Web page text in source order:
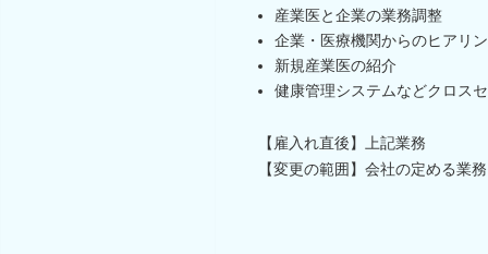
産業医と企業の業務調整
企業・医療機関からのヒアリ
新規産業医の紹介
健康管理システムなどクロス
【雇入れ直後】上記業務
【変更の範囲】会社の定める業務